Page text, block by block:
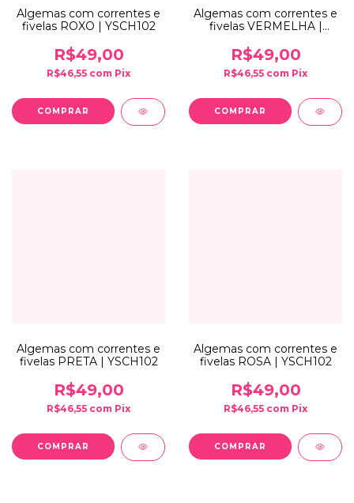
Algemas com correntes e
fivelas ROXO | YSCH102
R$49,00
R$46,55 com Pix
Algemas com correntes e
fivelas VERMELHA |
R$49,00
R$46,55 com Pix
Algemas com correntes e
fivelas PRETA | YSCH102
R$49,00
R$46,55 com Pix
Algemas com correntes e
fivelas ROSA | YSCH102
R$49,00
R$46,55 com Pix